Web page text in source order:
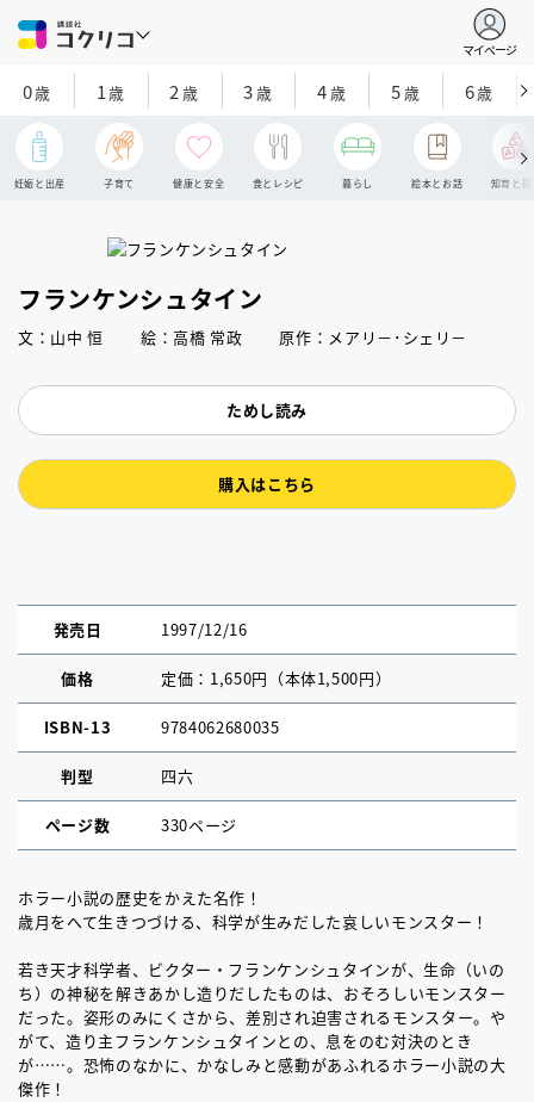
マイページ
0歳 1歳 2 歳 3歳 4歳 5歳 6歳
妊娠と出産 子育て 健康と安全 食とレシピ 暮らし 絵本とお話 知育と探
フランケンシュタイン
文：山中 恒 絵：高橋 常政 原作：メアリ－･シェリ－
ためし読み
購入はこちら
発売日 1997/12/16
価格 定価：1,650円（本体1,500円）
ISBN-13 9784062680035
判型 四六
ページ数 330ページ
ホラー小説の歴史をかえた名作！
歳月をへて生きつづける、科学が生みだした哀しいモンスター！
若き天才科学者、ビクター・フランケンシュタインが、生命（いの
ち）の神秘を解きあかし造りだしたものは、おそろしいモンスター
だった。姿形のみにくさから、差別され迫害されるモンスター。や
がて、造り主フランケンシュタインとの、息をのむ対決のとき
が……。恐怖のなかに、かなしみと感動があふれるホラー小説の大
傑作！